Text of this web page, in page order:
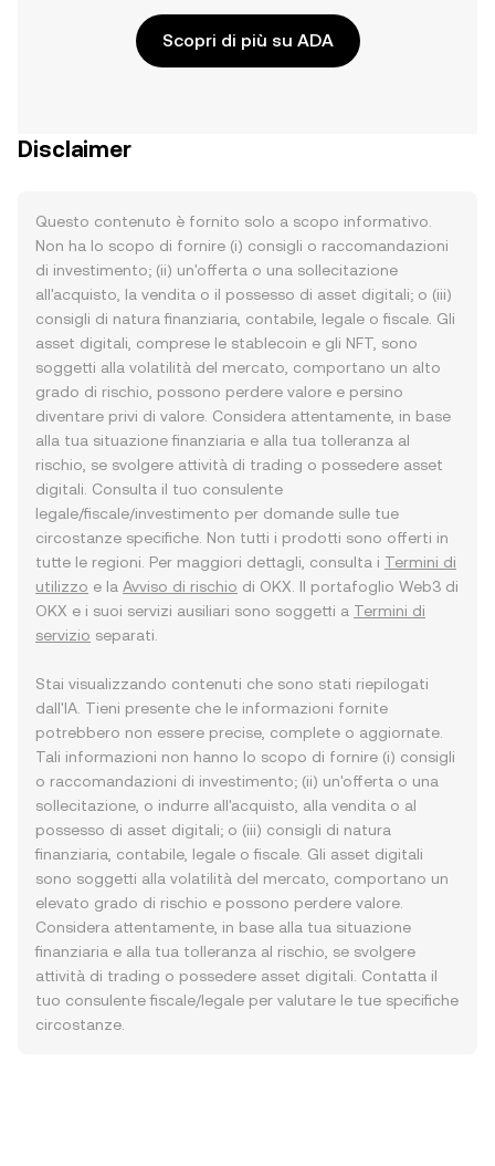
Scopri di più su ADA
Disclaimer
Questo contenuto è fornito solo a scopo informativo.
Non ha lo scopo di fornire (i) consigli o raccomandazioni
di investimento; (ii) un'offerta o una sollecitazione
all'acquisto, la vendita o il possesso di asset digitali; o (iii)
consigli di natura finanziaria, contabile, legale o fiscale. Gli
asset digitali, comprese le stablecoin e gli NFT, sono
soggetti alla volatilità del mercato, comportano un alto
grado di rischio, possono perdere valore e persino
diventare privi di valore. Considera attentamente, in base
alla tua situazione finanziaria e alla tua tolleranza al
rischio, se svolgere attività di trading o possedere asset
digitali. Consulta il tuo consulente
legale/fiscale/investimento per domande sulle tue
circostanze specifiche. Non tutti i prodotti sono offerti in
tutte le regioni. Per maggiori dettagli, consulta i Termini di
utilizzo e la Avviso di rischio di OKX. Il portafoglio Web3 di
OKX e i suoi servizi ausiliari sono soggetti a Termini di
servizio separati.
Stai visualizzando contenuti che sono stati riepilogati
dall'IA. Tieni presente che le informazioni fornite
potrebbero non essere precise, complete o aggiornate.
Tali informazioni non hanno lo scopo di fornire (i) consigli
o raccomandazioni di investimento; (ii) un'offerta o una
sollecitazione, o indurre all'acquisto, alla vendita o al
possesso di asset digitali; o (iii) consigli di natura
finanziaria, contabile, legale o fiscale. Gli asset digitali
sono soggetti alla volatilità del mercato, comportano un
elevato grado di rischio e possono perdere valore.
Considera attentamente, in base alla tua situazione
finanziaria e alla tua tolleranza al rischio, se svolgere
attività di trading o possedere asset digitali. Contatta il
tuo consulente fiscale/legale per valutare le tue specifiche
circostanze.